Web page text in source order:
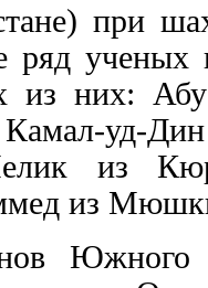
при
ученых
из них:
уд-
из
из
Южного